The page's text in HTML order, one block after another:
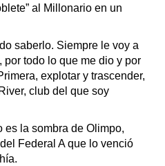
al Millonario en un
saberlo. Siempre le voy a
todo lo que me dio y por
explotar y trascender,
club del que soy
la sombra de Olimpo,
Federal A que lo venció